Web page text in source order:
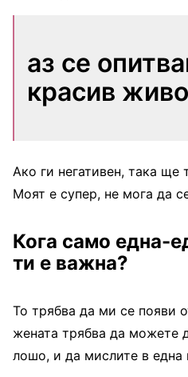
аз се
красив
Ако ги негативен, така ще
Моят е супер, не мога да
Кога само една-
ти е важна?
То трябва да ми се появи
жената трябва да можете
лошо, и да мислите в една